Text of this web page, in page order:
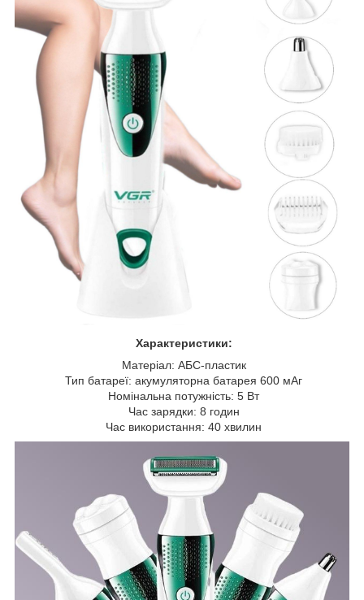
Характеристики:
Матеріал: АБС-пластик
Тип батареї: акумуляторна батарея 600 мАг
Номінальна потужність: 5 Вт
Час зарядки: 8 годин
Час використання: 40 хвилин